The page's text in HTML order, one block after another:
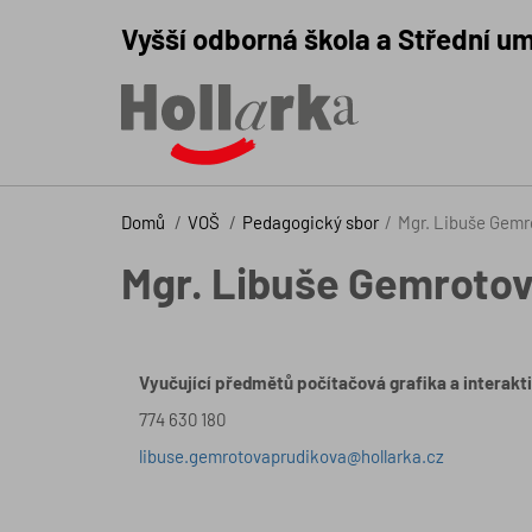
Vyšší odborná škola a Střední
Domů VOŠ Pedagogický sbor Mgr. Libuše
Mgr. Libuše
Vyučující předmětů počítačová grafika a
774 630 180
libuse.gemrotovaprudikova@hollarka.cz